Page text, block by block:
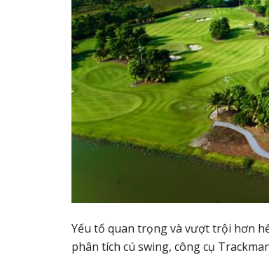
Yếu tố quan trọng và vượt trội hơn
phân tích cú swing, công cụ